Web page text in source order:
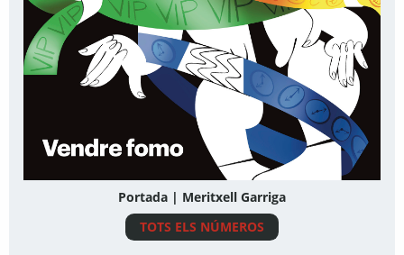
Portada | Meritxell Garriga
TOTS ELS NÚMEROS